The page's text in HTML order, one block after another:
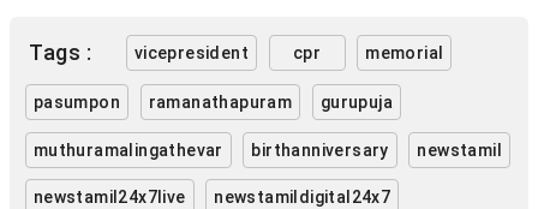
Tags : vicepresident cpr memorial
pasumpon ramanathapuram gurupuja
muthuramalingathevar birthanniversary newstamil
newstamil24x7live newstamildigital24x7